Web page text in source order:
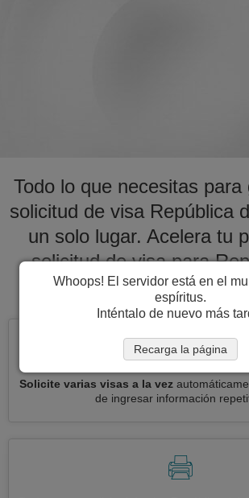
Todo lo que necesitas para
solicitud de visa República
un solo lugar. Acelera tu
solicitud de visa para
Congo.
Solicite varias visas a la vez
de ingresar información
Whoops! El servidor está en el
espíritus.
Inténtalo de nuevo más
Recarga la página